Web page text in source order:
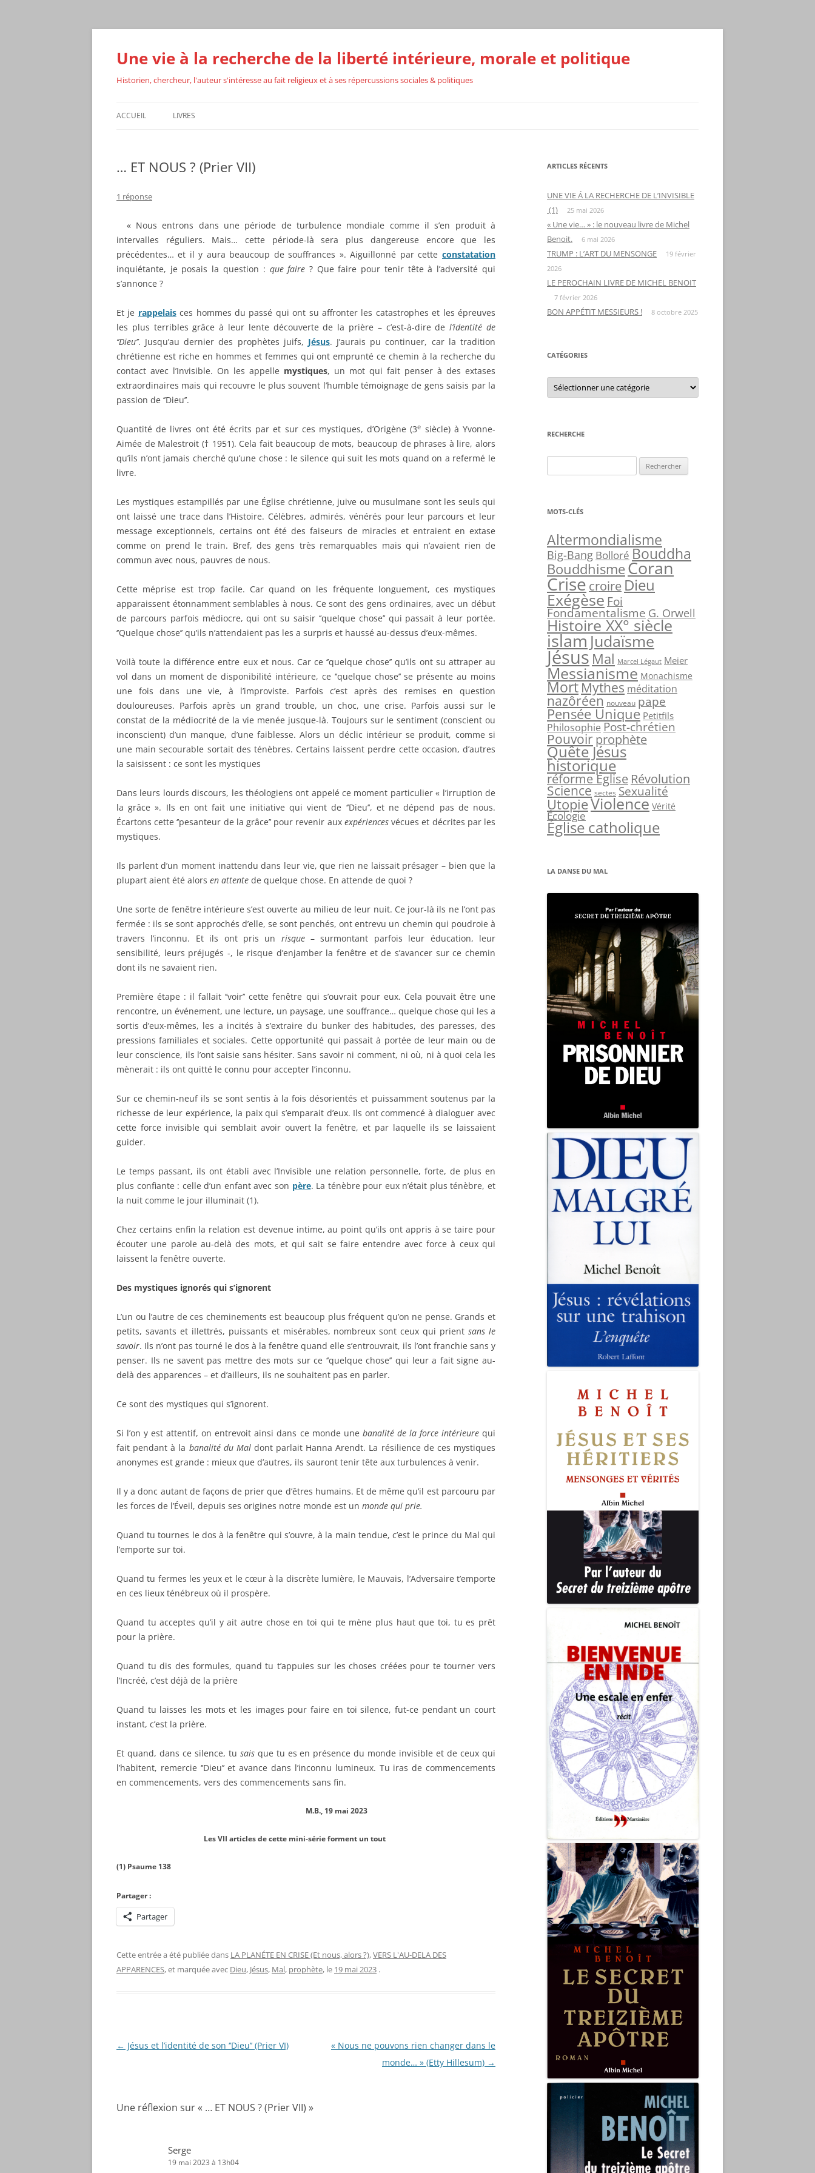
Aller
contenu
Une vie à la recherche de la liberté intérieure, morale et politique
Historien, chercheur, l'auteur s'intéresse au fait religieux et à ses répercussions sociales & politiques
ACCUEIL LIVRES
PRISONNIER DE DIEU
DIEU MALGRÉ LUI
BIENVENUE EN INDE
LE SECRET DU TREIZIÉME APOTRE
JÉSUS ET SES HÉRITIERS –
MENSONGES ET VÉRITÉS
LES « MÉMOIRES D’UN JUIF
ORDINAIRE » (DANS LE SILENCE
ANGLAIS.
JÉSUS, MÉMOIRES D’UN JUIF
ORDINAIRE
… ET NOUS ? (Prier VII)
1 réponse
« Nous entrons dans une période de turbulence mondiale comme il s’en produit à
intervalles réguliers. Mais… cette période-là sera plus dangereuse encore que les
précédentes… et il y aura beaucoup de souffrances ». Aiguillonné par cette constatation
inquiétante, je posais la question : que faire ? Que faire pour tenir tête à l’adversité qui
s’annonce ?
Et je rappelaisces hommes du passé qui ont su affronter les catastrophes et les épreuves
les plus terribles grâce à leur lente découverte de la prière – c’est-à-dire del’identité de
‘’Dieu’’. Jusqu’au dernier des prophètes juifs, Jésus. J’aurais pu continuer, car la tradition
chrétienne est riche en hommes et femmes qui ont emprunté ce chemin à la recherche du
contact avec l’Invisible. On les appelle mystiques, un mot qui fait penser à des extases
extraordinaires mais qui recouvre le plus souvent l’humble témoignage de gens saisis par la
passion de ‘’Dieu’’.
Quantité de livres ont été écrits par et sur ces mystiques, d’Origène (3e siècle) à Yvonne-
Aimée de Malestroit († 1951). Cela fait beaucoup de mots, beaucoup de phrases à lire, alors
qu’ils n’ont jamais cherché qu’une chose : le silence qui suit les mots quand on a refermé le
livre.
Les mystiques estampillés par une Église chrétienne, juive ou musulmane sont les seuls qui
ont laissé une trace dans l’Histoire. Célèbres, admirés, vénérés pour leur parcours et leur
message exceptionnels, certains ont été des faiseurs de miracles et entraient en extase
comme on prend le train. Bref, des gens très remarquables mais qui n’avaient rien de
commun avec nous, pauvres de nous.
Cette méprise est trop facile. Car quand on les fréquente longuement, ces mystiques
apparaissent étonnamment semblables à nous. Ce sont des gens ordinaires, avec un début
de parcours parfois médiocre, qui ont su saisir ‘’quelque chose’’ qui passait à leur portée.
‘’Quelque chose’’ qu’ils n’attendaient pas les a surpris et haussé au-dessus d’eux-mêmes.
Voilà toute la différence entre eux et nous. Car ce ‘’quelque chose’’ qu’ils ont su attraper au
vol dans un moment de disponibilité intérieure, ce ‘’quelque chose’’ se présente au moins
une fois dans une vie, à l’improviste. Parfois c’est après des remises en question
douloureuses. Parfois après un grand trouble, un choc, une crise. Parfois aussi sur le
constat de la médiocrité de la vie menée jusque-là. Toujours sur le sentiment (conscient ou
inconscient) d’un manque, d’une faiblesse. Alors un déclic intérieur se produit, comme si
une main secourable sortait des ténèbres. Certains laissent perdre cette occasion, d’autres
la saisissent : ce sont les mystiques
Dans leurs lourds discours, les théologiens ont appelé ce moment particulier « l’irruption de
la grâce ». Ils en ont fait une initiative qui vient de ‘’Dieu’’, et ne dépend pas de nous.
Écartons cette ‘’pesanteur de la grâce’’ pour revenir aux expériencesvécues et décrites par les
mystiques.
Ils parlent d’un moment inattendu dans leur vie, que rien ne laissait présager – bien que la
plupart aient été alors en attente de quelque chose. En attende de quoi ?
Une sorte de fenêtre intérieure s’est ouverte au milieu de leur nuit. Ce jour-là ils ne l’ont pas
fermée : ils se sont approchés d’elle, se sont penchés, ont entrevu un chemin qui poudroie à
travers l’inconnu. Et ils ont pris un risque– surmontant parfois leur éducation, leur
sensibilité, leurs préjugés -, le risque d’enjamber la fenêtre et de s’avancer sur ce chemin
dont ils ne savaient rien.
Première étape : il fallait ‘’voir’’ cette fenêtre qui s’ouvrait pour eux. Cela pouvait être une
rencontre, un événement, une lecture, un paysage, une souffrance… quelque chose qui les a
sortis d’eux-mêmes, les a incités à s’extraire du bunker des habitudes, des paresses, des
pressions familiales et sociales. Cette opportunité qui passait à portée de leur main ou de
leur conscience, ils l’ont saisie sans hésiter. Sans savoir ni comment, ni où, ni à quoi cela les
mènerait : ils ont quitté le connu pour accepter l’inconnu.
Sur ce chemin-neuf ils se sont sentis à la fois désorientés et puissamment soutenus par la
richesse de leur expérience, la paix qui s’emparait d’eux. Ils ont commencé à dialoguer avec
cette force invisible qui semblait avoir ouvert la fenêtre, et par laquelle ils se laissaient
guider.
Le temps passant, ils ont établi avec l’Invisible une relation personnelle, forte, de plus en
plus confiante : celle d’un enfant avec son père. La ténèbre pour eux n’était plus ténèbre, et
la nuit comme le jour illuminait (1).
Chez certains enfin la relation est devenue intime, au point qu’ils ont appris à se taire pour
écouter une parole au-delà des mots, et qui sait se faire entendre avec force à ceux qui
laissent la fenêtre ouverte.
Des mystiques ignorés qui s’ignorent
L’un ou l’autre de ces cheminements est beaucoup plus fréquent qu’on ne pense. Grands et
petits, savants et illettrés, puissants et misérables, nombreux sont ceux qui prientsans le
savoir. Ils n’ont pas tourné le dos à la fenêtre quand elle s’entrouvrait, ils l’ont franchie sans y
penser. Ils ne savent pas mettre des mots sur ce ‘’quelque chose’’ qui leur a fait signe au-
delà des apparences – et d’ailleurs, ils ne souhaitent pas en parler.
Ce sont des mystiques qui s’ignorent.
Si l’on y est attentif, on entrevoit ainsi dans ce monde une banalité de la force intérieurequi
fait pendant à la banalité du Maldont parlait Hanna Arendt. La résilience de ces mystiques
anonymes est grande : mieux que d’autres, ils sauront tenir tête aux turbulences à venir.
Il y a donc autant de façons de prier que d’êtres humains. Et de même qu’il est parcouru par
les forces de l’Éveil, depuis ses origines notre monde est un monde qui prie.
Quand tu tournes le dos à la fenêtre qui s’ouvre, à la main tendue, c’est le prince du Mal qui
l’emporte sur toi.
Quand tu fermes les yeux et le cœur à la discrète lumière, le Mauvais, l’Adversaire t’emporte
en ces lieux ténébreux où il prospère.
Quand tu acceptes qu’il y ait autre chose en toi qui te mène plus haut que toi, tu es prêt
pour la prière.
Quand tu dis des formules, quand tu t’appuies sur les choses créées pour te tourner vers
l’Incréé, c’est déjà de la prière
Quand tu laisses les mots et les images pour faire en toi silence, fut-ce pendant un court
instant, c’est la prière.
Et quand, dans ce silence, tu saisque tu es en présence du monde invisible et de ceux qui
l’habitent, remercie ‘’Dieu’’ et avance dans l’inconnu lumineux. Tu iras de commencements
en commencements, vers des commencements sans fin.
M.B., 19 mai 2023
Les VII articles de cette mini-série forment un tout
(1) Psaume 138
Partager :
Partager
Cette entrée a été publiée dans LA PLANÉTE EN CRISE (Et nous, alors ?),VERS L'AU-DELA DES
APPARENCES, et marquée avec Dieu, Jésus, Mal, prophète, le 19 mai 2023 .
Navigation
← Jésus et l’identité de son ‘’Dieu’’ (Prier VI)
« Nous ne pouvons rien changer dans le
monde… » (Etty Hillesum) →
Une réflexion sur « … ET NOUS ? (Prier VII) »
Serge
19 mai 2023 à 13h04
ARTICLES RÉCENTS
UNE VIE Á LA RECHERCHE DE L’INVISIBLE
(1)
25 mai 2026
« Une vie… » : le nouveau livre de Michel
Benoit.
6 mai 2026
TRUMP : L’ART DU MENSONGE
19 février
2026
LE PEROCHAIN LIVRE DE MICHEL BENOIT
7 février 2026
BON APPÉTIT MESSIEURS ! 8 octobre 2025
CATÉGORIES
C
t
r
i
s
RECHERCHE
e
h
r
c
h
e
r
:
MOTS-CLÉS
Altermondialisme
Big-Bang Bolloré Bouddha
BouddhismeCoran
Crisecroire Dieu
Exégèse Foi
Fondamentalisme G. Orwell
Histoire XX° siècle
islamJudaïsme
Jésus Mal Marcel Légaut Meier
Messianisme Monachisme
Mort Mythes méditation
nazôréen nouveau pape
Pensée Unique Petitfils
Philosophie Post-chrétien
Pouvoirprophète
Quête Jésus
historique
réforme Église Révolution
Science sectes Sexualité
UtopieViolence Vérité
Écologie
Église catholique
LA DANSE DU MAL